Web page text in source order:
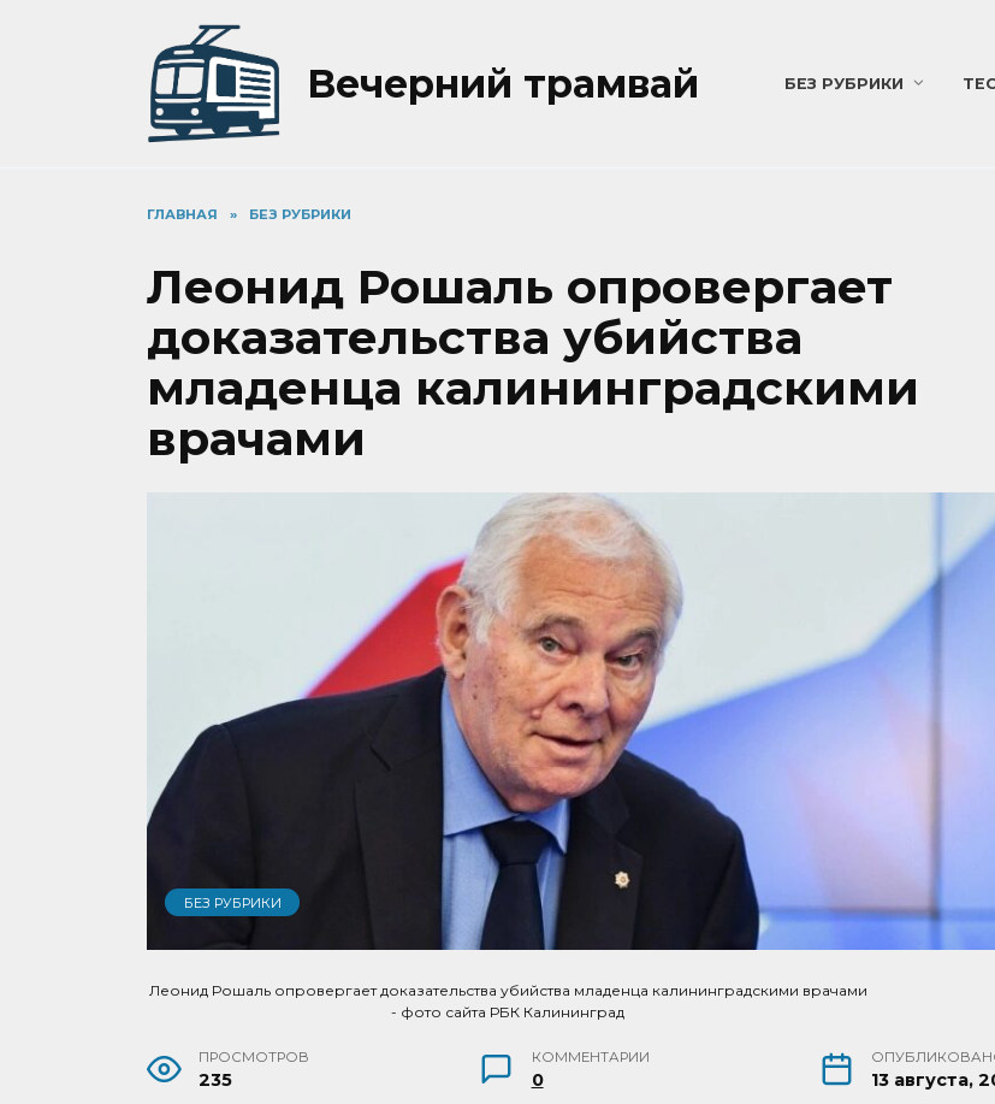
Вечерний трамвай БЕЗ РУБРИКИ
ГЛАВНАЯ » БЕЗ РУБРИКИ
Леонид Рошаль опровергает
доказательства убийства
младенца калининградскими
врачами
БЕЗ РУБРИКИ
Леонид Рошаль опровергает доказательства убийства младенца калининградскими врачами
- фото сайта РБК Калининград
ПРОСМОТРОВ
235
КОММЕНТАРИИ
0 13 августа,